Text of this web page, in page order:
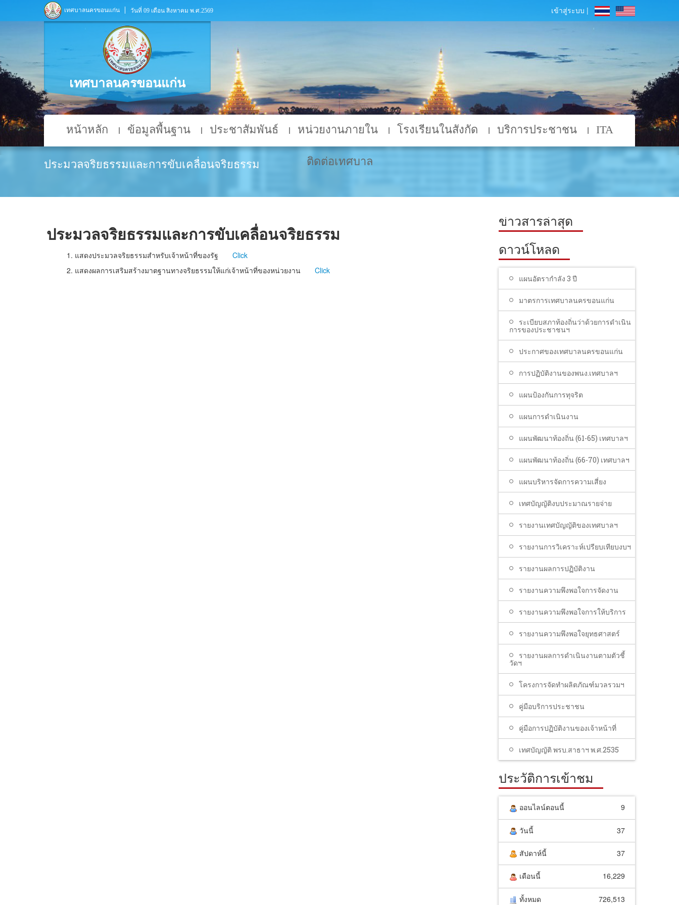
เทศบาลนครขอนแก่น วันที่ 09 เดือน สิงหาคม พ.ศ.2569 เข้าสู่ระบบ |
เทศบาลนครขอนแก่น
หน้าหลัก ข้อมูลพื้นฐาน ประชาสัมพันธ์ หน่วยงานภายใน โรงเรียนในสังกัด บริการประชาชน ITA
ติดต่อเทศบาล
ประมวลจริยธรรมและการขับเคลื่อนจริยธรรม
ประมวลจริยธรรมและการขับเคลื่อนจริยธรรม
1. แสดงประมวลจริยธรรมสำหรับเจ้าหน้าที่ของรัฐ Click
2. แสดงผลการเสริมสร้างมาตฐานทางจริยธรรมให้แก่เจ้าหน้าที่ของหน่วยงาน Click
ข่าวสารล่าสุด
ดาวน์โหลด
แผนอัตรากำลัง 3 ปี
มาตรการเทศบาลนครขอนแก่น
ระเบียบสภาท้องถิ่นว่าด้วยการดำเนิน
การของประชาชนฯ
ประกาศของเทศบาลนครขอนแก่น
การปฏิบัติงานของพนง.เทศบาลฯ
แผนป้องกันการทุจริต
แผนการดำเนินงาน
แผนพัฒนาท้องถิ่น (61-65) เทศบาลฯ
แผนพัฒนาท้องถิ่น (66-70) เทศบาลฯ
แผนบริหารจัดการความเสี่ยง
เทศบัญญัติงบประมาณรายจ่าย
รายงานเทศบัญญัติของเทศบาลฯ
รายงานการวิเคราะห์เปรียบเทียบงบฯ
รายงานผลการปฏิบัติงาน
รายงานความพึงพอใจการจัดงาน
รายงานความพึงพอใจการให้บริการ
รายงานความพึงพอใจยุทธศาสตร์
รายงานผลการดำเนินงานตามตัวชี้
วัดฯ
โครงการจัดทำผลิตภัณฑ์มวลรวมฯ
คู่มือบริการประชาชน
คู่มือการปฏิบัติงานของเจ้าหน้าที่
เทศบัญญัติ พรบ.สาธาฯ พ.ศ.2535
ประวัติการเข้าชม
ออนไลน์ตอนนี้ 9
วันนี้ 37
สัปดาห์นี้ 37
เดือนนี้ 16,229
ทั้งหมด 726,513